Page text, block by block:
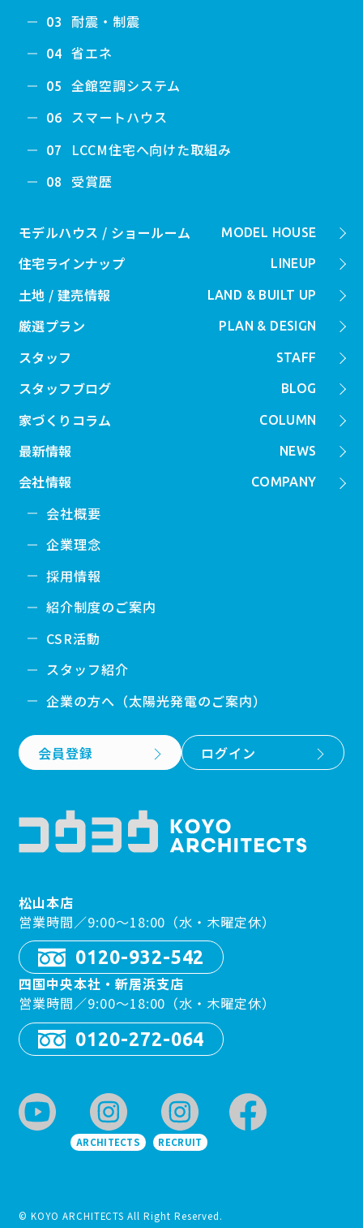
03 耐震・制震
04 省エネ
05 全館空調システム
06 スマートハウス
07 LCCM住宅へ向けた取組み
08 受賞歴
MODEL HOUSE
モデルハウス / ショールーム
LINEUP
住宅ラインナップ
LAND & BUILT UP
土地 / 建売情報
PLAN & DESIGN
厳選プラン
STAFF
スタッフ
BLOG
スタッフブログ
COLUMN
家づくりコラム
NEWS
最新情報
COMPANY
会社情報
会社概要
企業理念
採用情報
紹介制度のご案内
CSR活動
スタッフ紹介
企業の方へ（太陽光発電のご案内）
会員登録 ログイン
松山本店
営業時間／9:00〜18:00（水・木曜定休）
0120-932-542
四国中央本社・新居浜支店
営業時間／9:00〜18:00（水・木曜定休）
0120-272-064
ARCHITECTS RECRUIT
© KOYO ARCHITECTS All Right Reserved.